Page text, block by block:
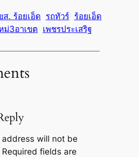
ส. ร้อยเอ็ด รถทัวร์ ร้อยเอ็ด
ม่3อาเขต เพชรประเสริฐ
address will not be
Required fields are